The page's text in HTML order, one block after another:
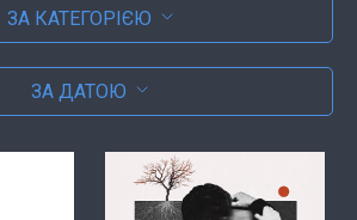
ЗА КАТЕГОРІЄЮ
ЗА ДАТОЮ